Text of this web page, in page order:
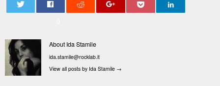
About Ida Stamile
ida.stamile@rocklab.it
View all posts by Ida Stamile →